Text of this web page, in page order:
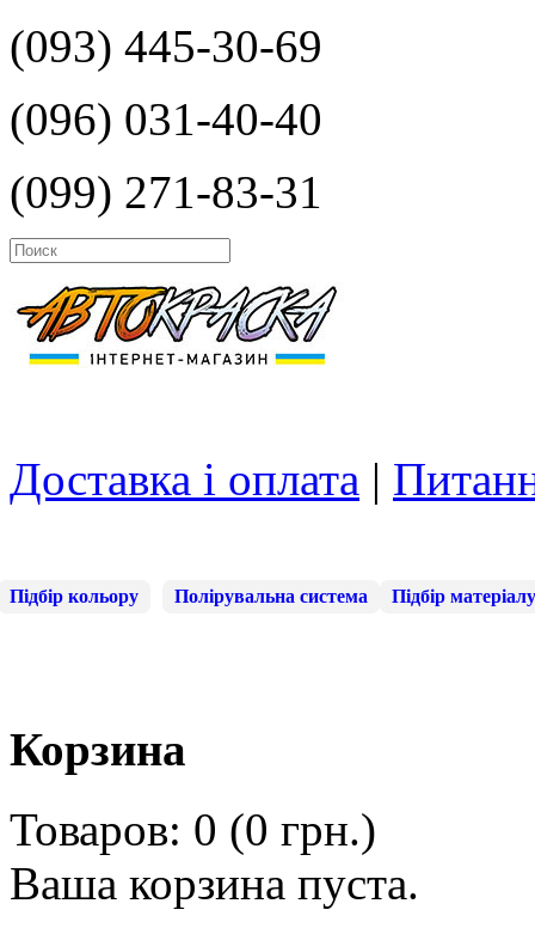
(093) 445-30-69
(096) 031-40-40
(099) 271-83-31
Доставка і оплата |
Підбір кольору Полірувальна система Підбір матеріалу
Корзина
Товаров: 0 (0 грн.)
Ваша корзина пуста.